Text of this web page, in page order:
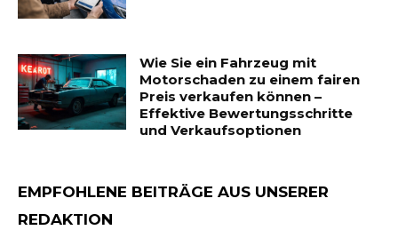
Wie Sie ein Fahrzeug mit
Motorschaden zu einem fairen
Preis verkaufen können –
Effektive Bewertungsschritte
und Verkaufsoptionen
EMPFOHLENE BEITRÄGE AUS UNSERER
REDAKTION